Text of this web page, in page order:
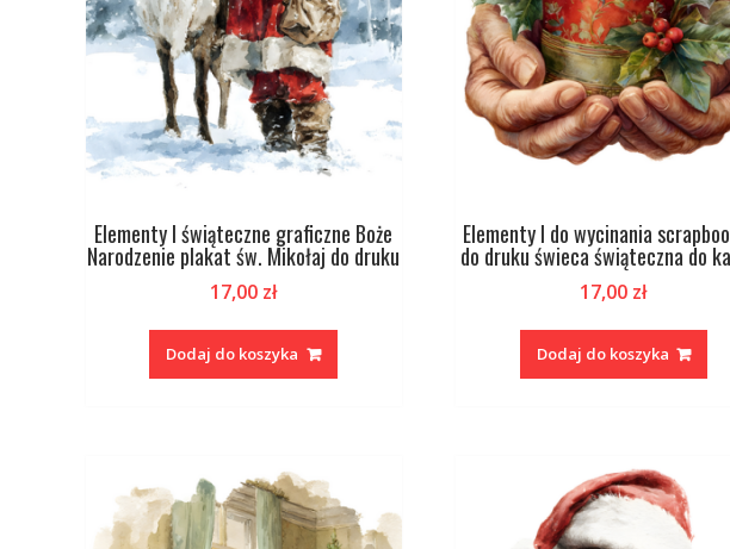
Elementy I świąteczne graficzne Boże
Narodzenie plakat św. Mikołaj do druku
17,00 zł
Dodaj do koszyka
Elementy I do wycinania
do druku świeca świąteczna do
17,00 zł
Dodaj do koszyka